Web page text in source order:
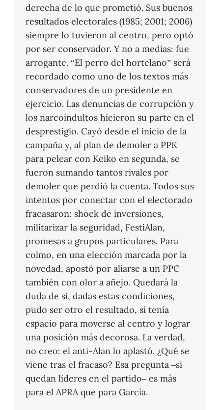
derecha de lo que prometió. Sus buenos
resultados electorales (1985; 2001; 2006)
siempre lo tuvieron al centro, pero optó
por ser conservador. Y no a medias: fue
arrogante. “El perro del hortelano” será
recordado como uno de los textos más
conservadores de un presidente en
ejercicio. Las denuncias de corrupción y
los narcoindultos hicieron su parte en el
desprestigio. Cayó desde el inicio de la
campaña y, al plan de demoler a PPK
para pelear con Keiko en segunda, se
fueron sumando tantos rivales por
demoler que perdió la cuenta. Todos sus
intentos por conectar con el electorado
fracasaron: shock de inversiones,
militarizar la seguridad, FestiAlan,
promesas a grupos particulares. Para
colmo, en una elección marcada por la
novedad, apostó por aliarse a un PPC
también con olor a añejo. Quedará la
duda de si, dadas estas condiciones,
pudo ser otro el resultado, si tenía
espacio para moverse al centro y lograr
una posición más decorosa. La verdad,
no creo: el anti-Alan lo aplastó. ¿Qué se
viene tras el fracaso? Esa pregunta –si
quedan líderes en el partido– es más
para el APRA que para García.